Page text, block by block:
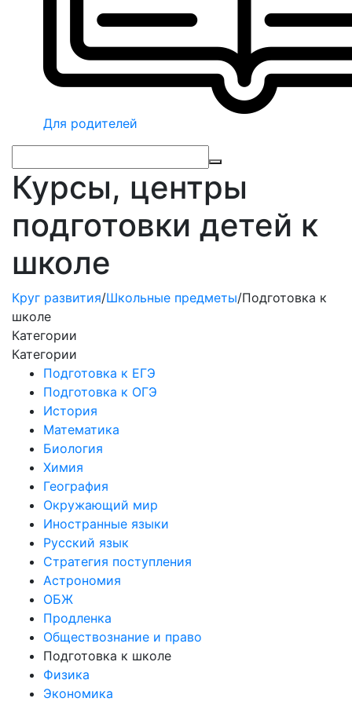
Для родителей
Курсы, центры
подготовки детей к
школе
Круг развития/Школьные предметы/Подготовка к
школе
Категории
Категории
Подготовка к ЕГЭ
Подготовка к ОГЭ
История
Математика
Биология
Химия
География
Окружающий мир
Иностранные языки
Русский язык
Стратегия поступления
Астрономия
ОБЖ
Продленка
Обществознание и право
Подготовка к школе
Физика
Экономика